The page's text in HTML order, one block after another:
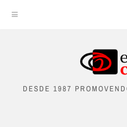
contentDESDE 1987